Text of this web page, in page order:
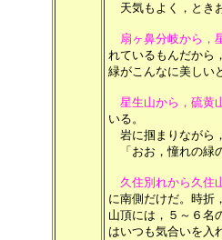
天気もよく，とき
扇ヶ鼻分岐から，
れているもんだから
緑がこんなに美しい
星生山から，硫黄
いる。
岩に掴まりながら
「おお，憧れの緑
久住別れから久住
に南側だけだ。時折
山頂には，５～６名
はいつも気合いを入